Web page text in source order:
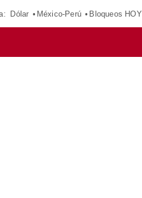
Dólar México-Perú Bloqueos HOY